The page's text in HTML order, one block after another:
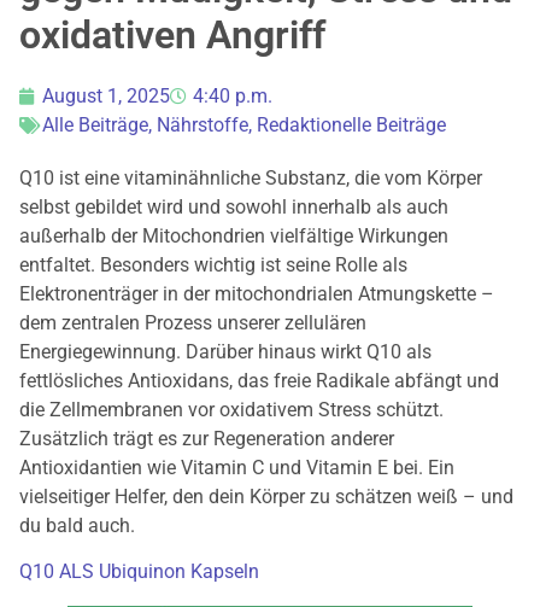
oxidativen Angriff
August 1, 2025
4:40 p.m.
Alle Beiträge, Nährstoffe, Redaktionelle Beiträge
Q10 ist eine vitaminähnliche Substanz, die vom Körper
selbst gebildet wird und sowohl innerhalb als auch
außerhalb der Mitochondrien vielfältige Wirkungen
entfaltet. Besonders wichtig ist seine Rolle als
Elektronenträger in der mitochondrialen Atmungskette –
dem zentralen Prozess unserer zellulären
Energiegewinnung. Darüber hinaus wirkt Q10 als
fettlösliches Antioxidans, das freie Radikale abfängt und
die Zellmembranen vor oxidativem Stress schützt.
Zusätzlich trägt es zur Regeneration anderer
Antioxidantien wie Vitamin C und Vitamin E bei. Ein
vielseitiger Helfer, den dein Körper zu schätzen weiß – und
du bald auch.
Q10 ALS Ubiquinon Kapseln